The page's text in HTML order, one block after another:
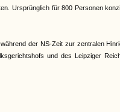
Ursprünglich für 800 Personen
der NS-Zeit zur zentralen
und des Leipziger